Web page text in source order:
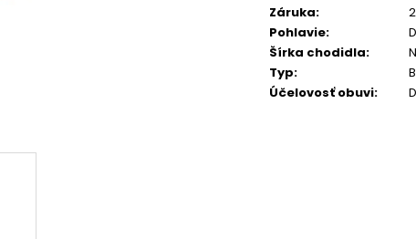
Záruka:
Pohlavie:
Šírka chodidla:
Typ:
Účelovosť obuvi: